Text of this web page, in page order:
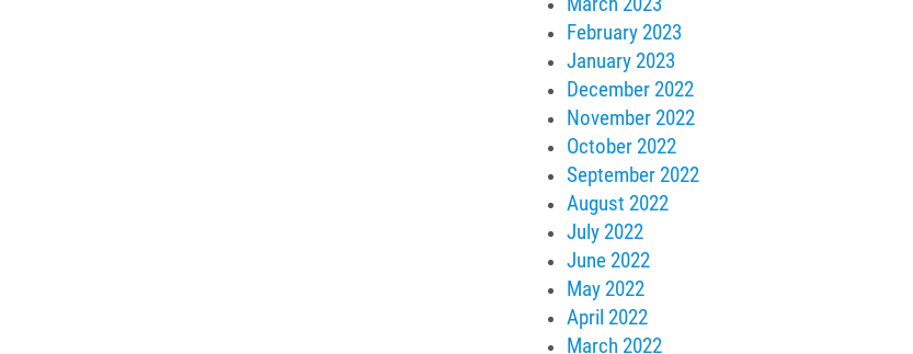
February 2023
January 2023
December 2022
November 2022
October 2022
September 2022
August 2022
July 2022
June 2022
May 2022
April 2022
March 2022